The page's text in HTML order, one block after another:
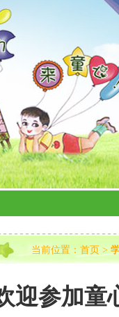
当前位置： 首页 >
迎参加童